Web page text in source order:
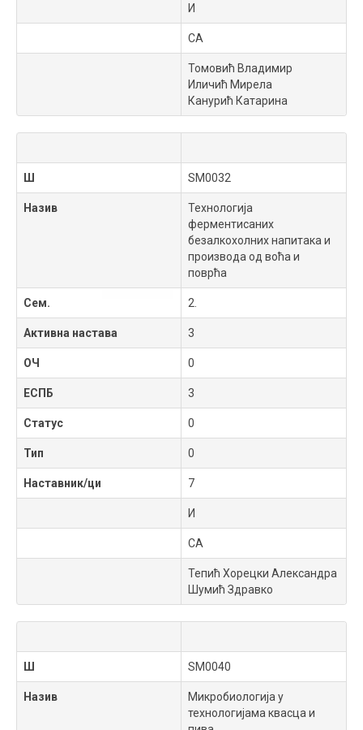
И
СА
Томовић Владимир
Иличић Мирела
Канурић Катарина
Ш SM0032
Назив
Технологија
ферментисаних
безалкохолних напитака и
производа од воћа и
поврћа
Сем. 2.
Активна настава 3
ОЧ 0
ЕСПБ 3
Статус 0
Тип 0
Наставник/ци 7
И
СА
Тепић Хорецки Александра
Шумић Здравко
Ш SM0040
Назив
Микробиологија у
технологијама квасца и